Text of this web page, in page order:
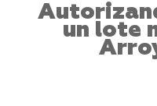
un lote